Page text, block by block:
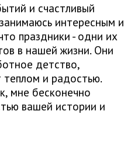
и счастливый
интересным и
праздники - одни их
в нашей жизни. Они
детство,
и радостью.
мне бесконечно
вашей истории и